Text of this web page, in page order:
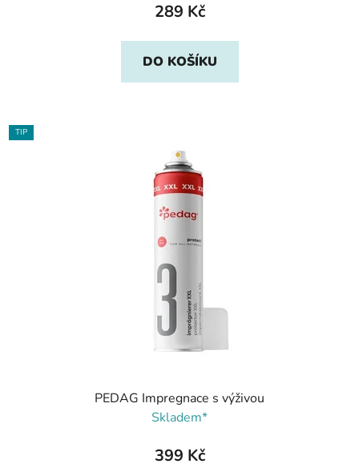
289 Kč
DO KOŠÍKU
TIP
PEDAG Impregnace s výživou
Skladem*
399 Kč